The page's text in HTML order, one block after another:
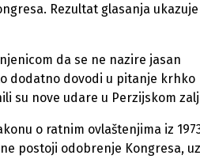
Rezultat glasanja
da se ne nazire jasan
dodatno dovodi u pitanje krhko
su nove udare u Perzijskom
o ratnim ovlaštenjima iz
postoji odobrenje Kongresa, uz